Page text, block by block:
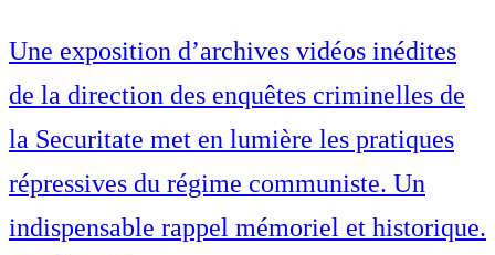
Une exposition d’archives vidéos inédites
de la direction des enquêtes criminelles de
la Securitate met en lumière les pratiques
répressives du régime communiste. Un
indispensable rappel mémoriel et historique.